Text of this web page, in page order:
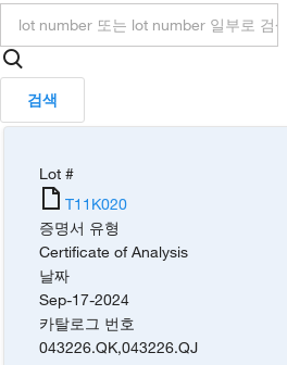
검색
Lot #
T11K020
증명서 유형
Certificate of Analysis
날짜
Sep-17-2024
카탈로그 번호
043226.QK,043226.QJ